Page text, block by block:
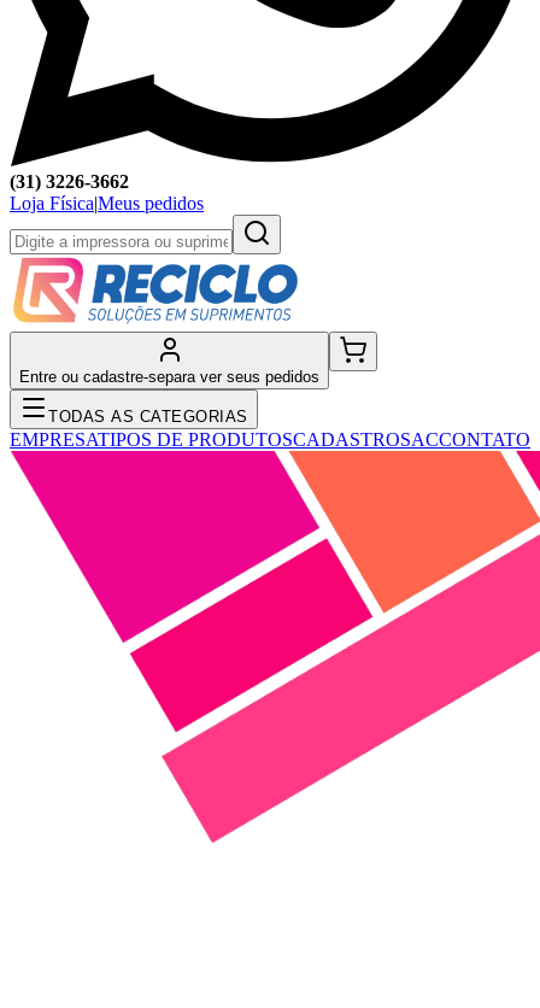
(31) 3226-3662
Loja Física|Meus pedidos
Entre ou cadastre-separa ver seus pedidos
TODAS AS CATEGORIAS
EMPRESATIPOS DE PRODUTOSCADASTROSACCONTATO